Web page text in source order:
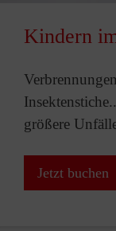
Kindern
größere
Jetzt buchen